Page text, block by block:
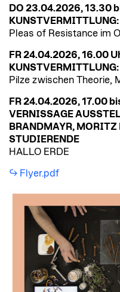
DO 23.04.2026, 13.30
Pleas of Resistance im
FR 24.04.2026, 16.00
Pilze zwischen Theorie,
FR 24.04.2026, 17.00
VERNISSAGE
BRANDMAYR, MORITZ
STUDIERENDE
HALLO ERDE
Flyer.pdf